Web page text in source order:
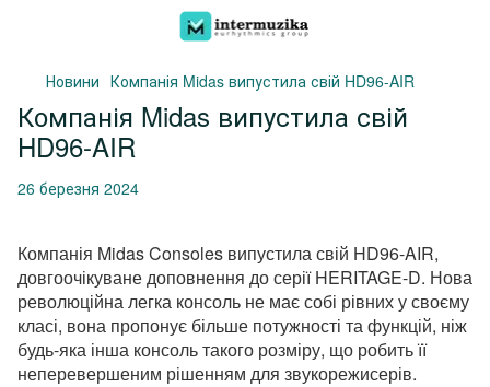
Новини Компанія Midas випустила свій HD96-AIR
Компанія Midas випустила свій
HD96-AIR
26 березня 2024
Компанія Midas Consoles випустила свій HD96-AIR,
довгоочікуване доповнення до серії HERITAGE-D. Нова
революційна легка консоль не має собі рівних у своєму
класі, вона пропонує більше потужності та функцій, ніж
будь-яка інша консоль такого розміру, що робить її
неперевершеним рішенням для звукорежисерів.